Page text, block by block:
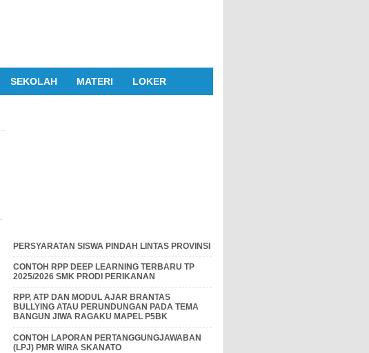
SEKOLAH MATERI LOKER
PERSYARATAN SISWA PINDAH LINTAS PROVINSI
CONTOH RPP DEEP LEARNING TERBARU TP
2025/2026 SMK PRODI PERIKANAN
RPP, ATP DAN MODUL AJAR BRANTAS
BULLYING ATAU PERUNDUNGAN PADA TEMA
BANGUN JIWA RAGAKU MAPEL P5BK
CONTOH LAPORAN PERTANGGUNGJAWABAN
(LPJ) PMR WIRA SKANATO